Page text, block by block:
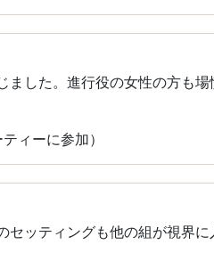
した。進行役の女性の方も
ィーに参加）
ッティングも他の組が視界